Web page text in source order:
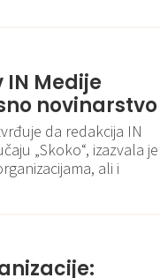
Medije
novinarstvo
da redakcija IN
„Skoko“, izazvala je
ali i